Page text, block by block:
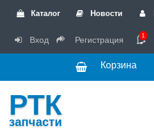
Каталог Новости
Вход Регистрация 1
Корзина
РТК
запчасти